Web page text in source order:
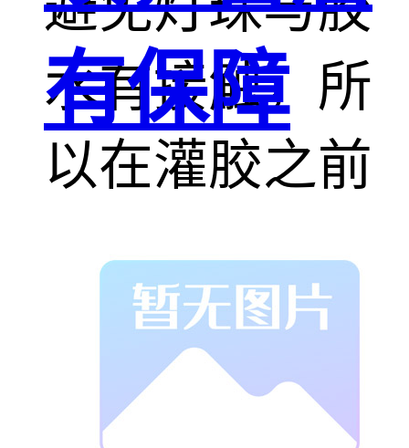
水有接触，所
以在灌胶之前
都要盖透镜再
灌胶，这样灯
珠就出现死灯
有保障